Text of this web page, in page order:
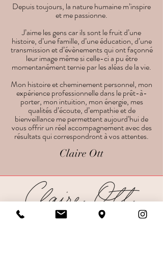
Depuis toujours, la nature humaine m’inspire
et me passionne.
J’aime les gens car ils sont le fruit d’une
histoire, d’une famille, d’une éducation, d’une
transmission et d’évènements qui ont façonné
leur image même si celle-ci a pu être
momentanément ternie par les aléas de la vie.
Mon histoire et cheminement personnel, mon
expérience professionnelle dans le prêt-à-
porter, mon intuition, mon énergie, mes
qualités d’écoute, d’empathie et de
bienveillance me permettent aujourd’hui de
vous offrir un réel accompagnement avec des
résultats qui correspondront à vos attentes.
Claire Ott